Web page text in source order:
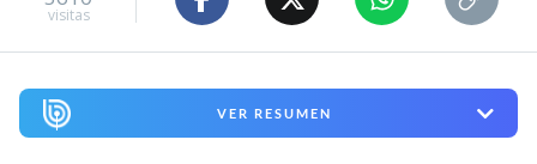
visitas
VER RESUMEN